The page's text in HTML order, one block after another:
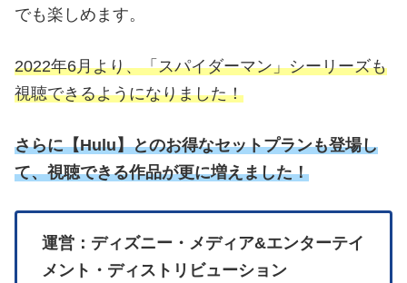
でも楽しめます。
2022年6月より、「スパイダーマン」シーリーズも
視聴できるようになりました！
さらに【Hulu】とのお得なセットプランも登場し
て、視聴できる作品が更に増えました！
運営：ディズニー・メディア&エンターテイ
メント・ディストリビューション